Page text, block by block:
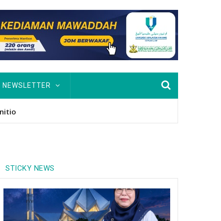
NEWSLETTER
STICKY NEWS